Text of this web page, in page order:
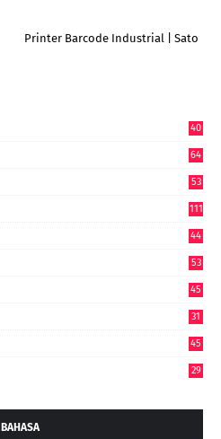
Printer Barcode Industrial | Sato
40
64
53
111
44
53
45
31
45
29
BAHASA